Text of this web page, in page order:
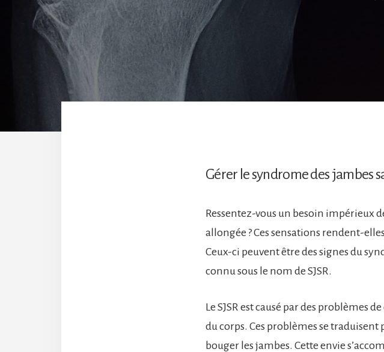
Gérer le syndrome des jambes
Ressentez-vous un besoin impérieux
allongée ? Ces sensations rendent-
Ceux-ci peuvent être des signes du
connu sous le nom de SJSR.
Le SJSR est causé par des problèmes
du corps. Ces problèmes se
bouger les jambes. Cette envie